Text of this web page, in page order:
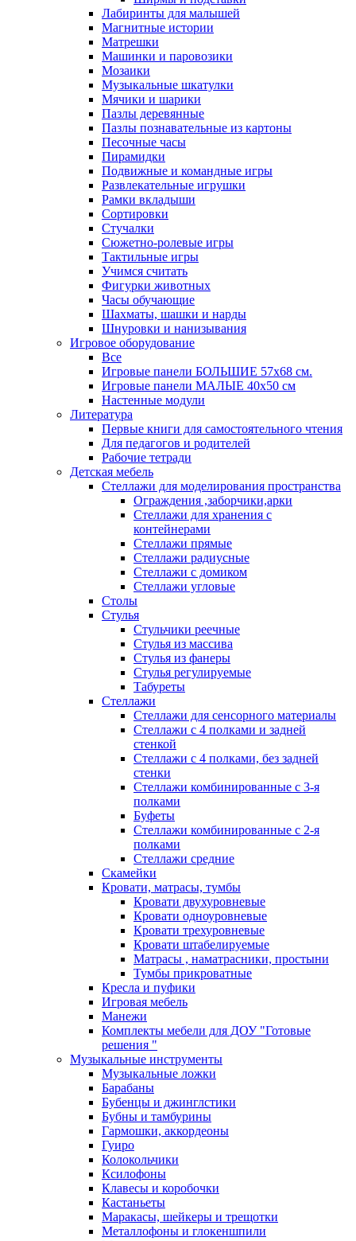
Лабиринты для малышей
Магнитные истории
Матрешки
Машинки и паровозики
Мозаики
Музыкальные шкатулки
Мячики и шарики
Пазлы деревянные
Пазлы познавательные из картоны
Песочные часы
Пирамидки
Подвижные и командные игры
Развлекательные игрушки
Рамки вкладыши
Сортировки
Стучалки
Сюжетно-ролевые игры
Тактильные игры
Учимся считать
Фигурки животных
Часы обучающие
Шахматы, шашки и нарды
Шнуровки и нанизывания
Игровое оборудование
Все
Игровые панели БОЛЬШИЕ 57х68 см.
Игровые панели МАЛЫЕ 40х50 см
Настенные модули
Литература
Первые книги для самостоятельного чтения
Для педагогов и родителей
Рабочие тетради
Детская мебель
Стеллажи для моделирования пространства
Ограждения ,заборчики,арки
Стеллажи для хранения с
контейнерами
Стеллажи прямые
Стеллажи радиусные
Стеллажи с домиком
Стеллажи угловые
Столы
Стулья
Стульчики реечные
Стулья из массива
Стулья из фанеры
Стулья регулируемые
Табуреты
Стеллажи
Стеллажи для сенсорного материалы
Стеллажи с 4 полками и задней
стенкой
Стеллажи с 4 полками, без задней
стенки
Стеллажи комбинированные с 3-я
полками
Буфеты
Стеллажи комбинированные с 2-я
полками
Стеллажи средние
Скамейки
Кровати, матрасы, тумбы
Кровати двухуровневые
Кровати одноуровневые
Кровати трехуровневые
Кровати штабелируемые
Матрасы , наматрасники, простыни
Тумбы прикроватные
Кресла и пуфики
Игровая мебель
Манежи
Комплекты мебели для ДОУ "Готовые
решения "
Музыкальные инструменты
Музыкальные ложки
Барабаны
Бубенцы и джинглстики
Бубны и тамбурины
Гармошки, аккордеоны
Гуиро
Колокольчики
Ксилофоны
Клавесы и коробочки
Кастаньеты
Маракасы, шейкеры и трещотки
Металлофоны и глокеншпили